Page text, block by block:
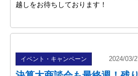
越しをお待ちしております！
イベント・キャンペーン 2024/03/